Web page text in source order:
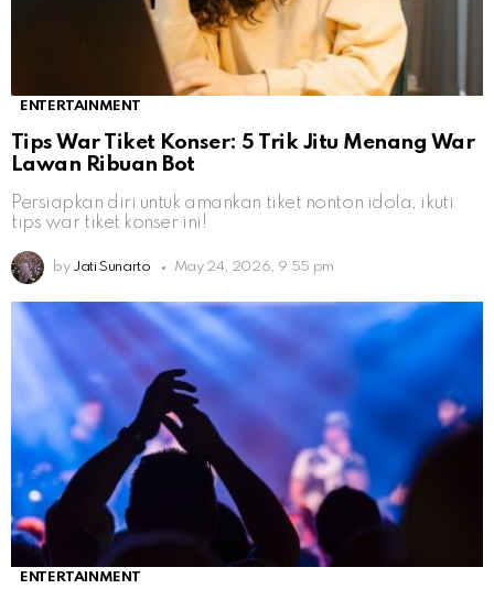
ENTERTAINMENT
Tips War Tiket Konser: 5 Trik Jitu Menang War
Lawan Ribuan Bot
Persiapkan diri untuk amankan tiket nonton idola, ikuti
tips war tiket konser ini!
by Jati Sunarto May 24, 2026, 9:55 pm
ENTERTAINMENT